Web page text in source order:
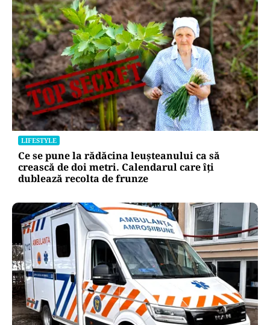
LIFESTYLE
Ce se pune la rădăcina leușteanului ca să
crească de doi metri. Calendarul care îți
dublează recolta de frunze